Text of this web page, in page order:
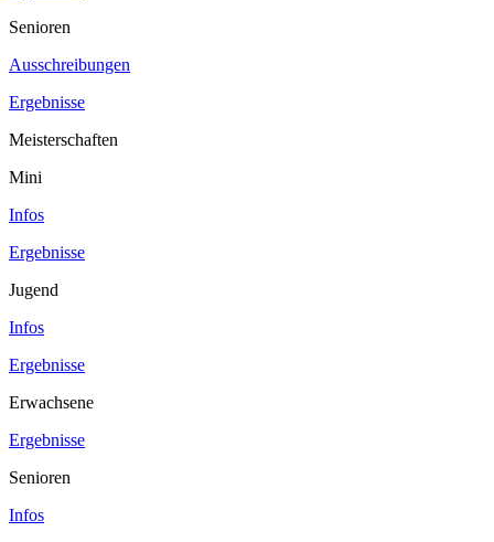
Senioren
Ausschreibungen
Ergebnisse
Meisterschaften
Mini
Infos
Ergebnisse
Jugend
Infos
Ergebnisse
Erwachsene
Ergebnisse
Senioren
Infos